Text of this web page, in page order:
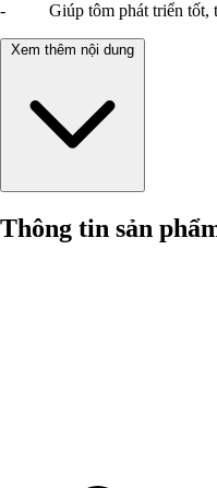
- Giúp tôm phát triển tốt,
Xem thêm nội dung
Thông tin sản